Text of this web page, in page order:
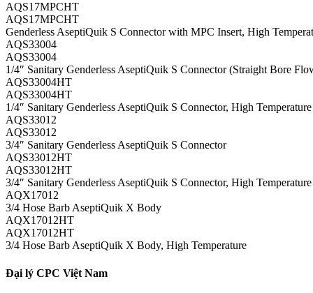
AQS17MPCHT
AQS17MPCHT
Genderless AseptiQuik S Connector with MPC Insert, High
AQS33004
AQS33004
1/4″ Sanitary Genderless AseptiQuik S Connector (Straight Bore
AQS33004HT
AQS33004HT
1/4″ Sanitary Genderless AseptiQuik S Connector, High
AQS33012
AQS33012
3/4″ Sanitary Genderless AseptiQuik S Connector
AQS33012HT
AQS33012HT
3/4″ Sanitary Genderless AseptiQuik S Connector, High Temperature
AQX17012
3/4 Hose Barb AseptiQuik X Body
AQX17012HT
AQX17012HT
3/4 Hose Barb AseptiQuik X Body, High Temperature
Đại lý CPC Việt Nam